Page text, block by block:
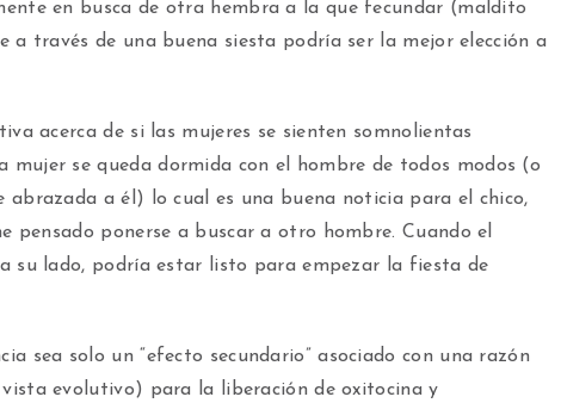
en busca de otra hembra a la que fecundar (maldito
a través de una buena siesta podría ser la mejor elección a
acerca de si las mujeres se sienten somnolientas
mujer se queda dormida con el hombre de todos modos (o
a él) lo cual es una buena noticia para el chico,
pensado ponerse a buscar a otro hombre. Cuando el
su lado, podría estar listo para empezar la fiesta de
sea solo un “efecto secundario” asociado con una razón
evolutivo) para la liberación de oxitocina y